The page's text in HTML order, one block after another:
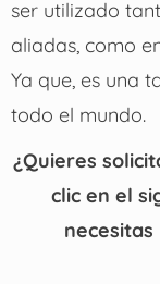
ser utilizado
aliadas, como
Ya que, es una
todo el mundo.
¿Quieres
clic en el